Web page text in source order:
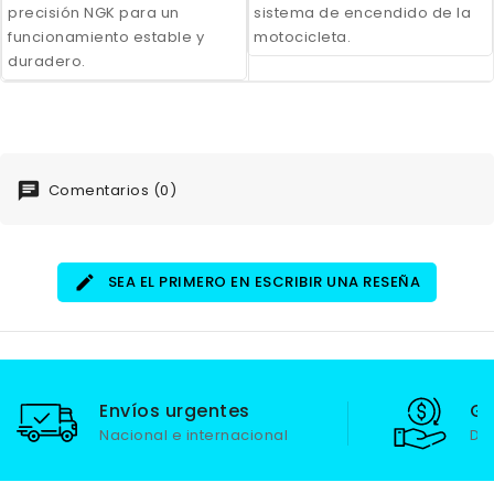
precisión NGK para un
funcionamiento estable y
duradero.
sistema de encendido de la
motocicleta.
Comentarios (0)
SEA EL PRIMERO EN ESCRIBIR UNA RESEÑA
Envíos urgentes
Nacional e internacional